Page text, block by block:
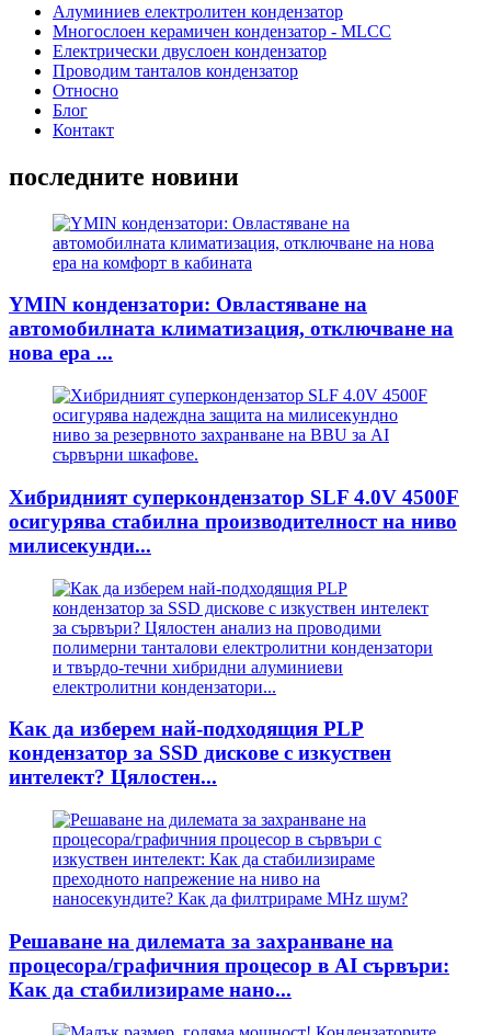
Алуминиев електролитен кондензатор
Многослоен керамичен кондензатор - MLCC
Електрически двуслоен кондензатор
Проводим танталов кондензатор
Относно
Блог
Контакт
последните новини
YMIN кондензатори: Овластяване на
автомобилната климатизация, отключване на
нова ера ...
Хибридният суперкондензатор SLF 4.0V 4500F
осигурява стабилна производителност на ниво
милисекунди...
Как да изберем най-подходящия PLP
кондензатор за SSD дискове с изкуствен
интелект? Цялостен...
Решаване на дилемата за захранване на
процесора/графичния процесор в AI сървъри:
Как да стабилизираме нано...